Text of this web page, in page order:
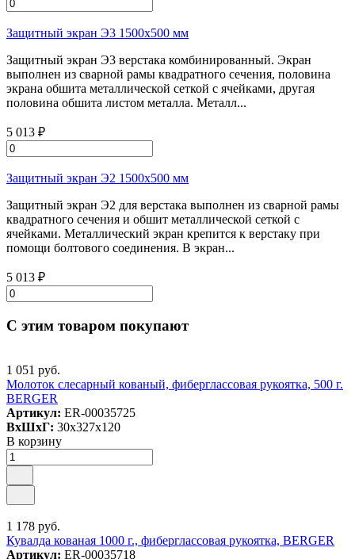
Защитный экран Э3 1500х500 мм
Защитный экран Э3 верстака комбинированный. Экран
выполнен из сварной рамы квадратного сечения, половина
экрана обшита металлической сеткой с ячейками, другая
половина обшита листом металла. Металл...
5 013 ₽
Защитный экран Э2 1500х500 мм
Защитный экран Э2 для верстака выполнен из сварной рамы
квадратного сечения и обшит металлической сеткой с
ячейками. Металлический экран крепится к верстаку при
помощи болтового соединения. В экран...
5 013 ₽
С этим товаром покупают
1 051 руб.
Молоток слесарный кованый, фиберглассовая рукоятка, 500 г.
BERGER
Артикул: ER-00035725
ВxШxГ: 30x327x120
В корзину
1 178 руб.
Кувалда кованая 1000 г., фиберглассовая рукоятка, BERGER
Артикул: ER-00035718